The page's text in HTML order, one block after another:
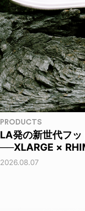
PRODUCTS
LA発の新世代フ
──XLARGE ×
2026.08.07